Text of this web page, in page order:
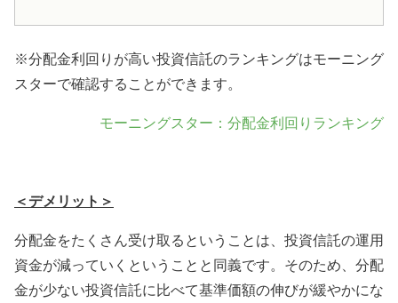
※分配金利回りが高い投資信託のランキングはモーニング
スターで確認することができます。
モーニングスター：分配金利回りランキング
＜デメリット＞
分配金をたくさん受け取るということは、投資信託の運用
資金が減っていくということと同義です。そのため、分配
金が少ない投資信託に比べて基準価額の伸びが緩やかにな